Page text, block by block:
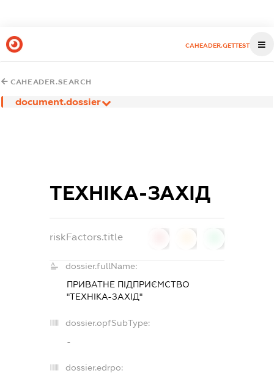
CAHEADER.GETTEST
CAHEADER.SEARCH
document.dossier
ТЕХНІКА-ЗАХІД
riskFactors.title
dossier.fullName:
ПРИВАТНЕ ПІДПРИЄМСТВО
"ТЕХНІКА-ЗАХІД"
dossier.opfSubType:
-
dossier.edrpo: